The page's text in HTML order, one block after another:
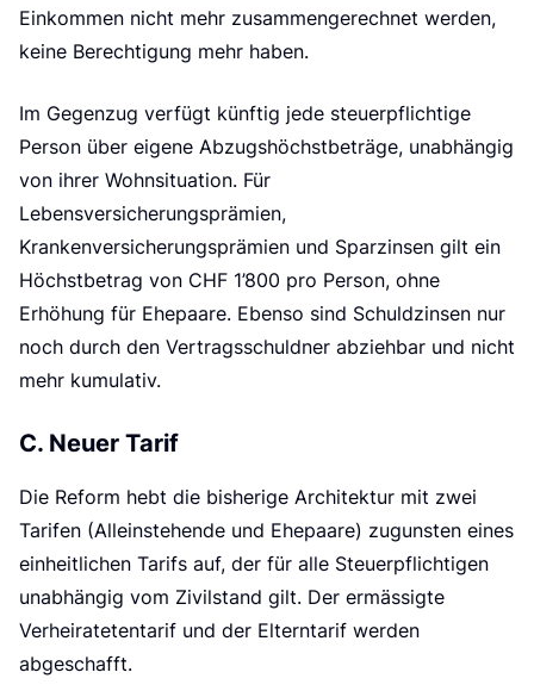
Einkommen nicht mehr zusammengerechnet werden,
keine Berechtigung mehr haben.
Im Gegenzug verfügt künftig jede steuerpflichtige
Person über eigene Abzugshöchstbeträge, unabhängig
von ihrer Wohnsituation. Für
Lebensversicherungsprämien,
Krankenversicherungsprämien und Sparzinsen gilt ein
Höchstbetrag von CHF 1’800 pro Person, ohne
Erhöhung für Ehepaare. Ebenso sind Schuldzinsen nur
noch durch den Vertragsschuldner abziehbar und nicht
mehr kumulativ.
C. Neuer Tarif
Die Reform hebt die bisherige Architektur mit zwei
Tarifen (Alleinstehende und Ehepaare) zugunsten eines
einheitlichen Tarifs auf, der für alle Steuerpflichtigen
unabhängig vom Zivilstand gilt. Der ermässigte
Verheiratetentarif und der Elterntarif werden
abgeschafft.